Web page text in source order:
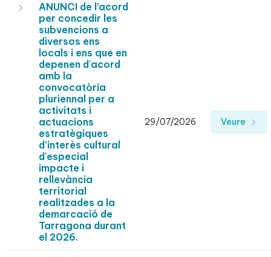
ANUNCI de l’acord
per concedir les
subvencions a
diversos ens
locals i ens que en
depenen d'acord
amb la
convocatòria
pluriennal per a
activitats i
actuacions
estratègiques
d’interès cultural
d'especial
impacte i
rellevància
territorial
realitzades a la
demarcació de
Tarragona durant
el 2026.
29/07/2026 Veure